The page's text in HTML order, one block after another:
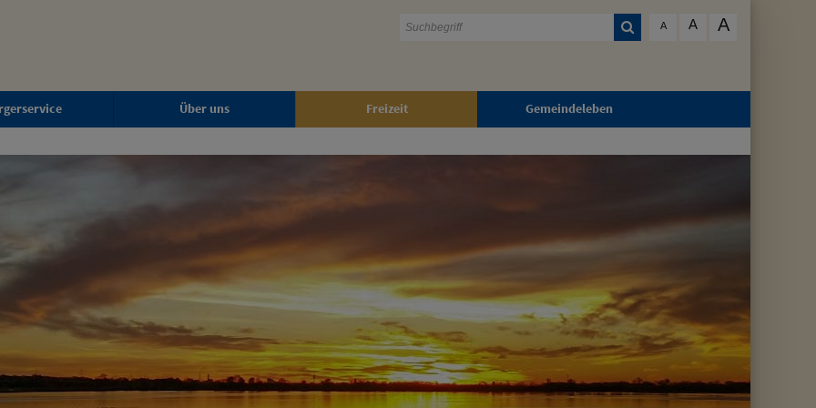
A A A
Über uns Freizeit Gemeindeleben